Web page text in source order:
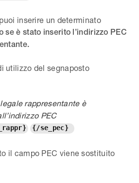
inserire un determinato
se è stato inserito l’indirizzo PEC
utilizzo del segnaposto
rappresentante è
PEC
{/se_pec}
il campo PEC viene sostituito